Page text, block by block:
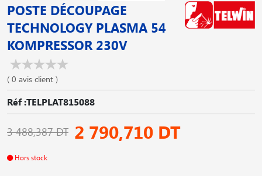
POSTE DÉCOUPAGE
TECHNOLOGY PLASMA 54
KOMPRESSOR 230V
( 0 avis client )
Réf :TELPLAT815088
3 488,387 DT 2 790,710 DT
Hors stock